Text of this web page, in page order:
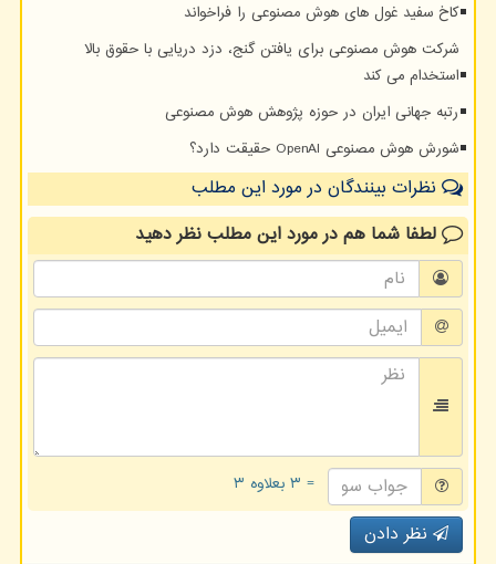
کاخ سفید غول های هوش مصنوعی را فراخواند
شرکت هوش مصنوعی برای یافتن گنج، دزد دریایی با حقوق بالا
استخدام می کند
رتبه جهانی ایران در حوزه پژوهش هوش مصنوعی
شورش هوش مصنوعی OpenAI حقیقت دارد؟
نظرات بینندگان در مورد این مطلب
لطفا شما همدر مورد این مطلبنظر دهید
= ۳ بعلاوه ۳
نظر دادن